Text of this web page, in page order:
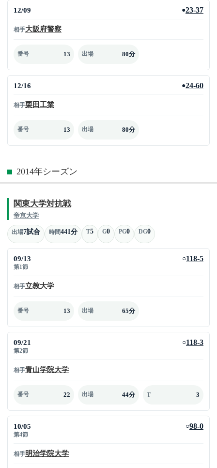
12/09 ●23-37
相手大阪府警察
番号 13 出場 80分
12/16 ●24-60
相手栗田工業
番号 13 出場 80分
2014年シーズン
関東大学対抗戦
帝京大学
出場7試合 時間441分 T5 G0 PG0 DG0
09/13
第1節
○118-5
相手立教大学
番号 13 出場 65分
09/21
第2節
○118-3
相手青山学院大学
番号 22 出場 44分 T 3
10/05
第4節
○98-0
相手明治学院大学